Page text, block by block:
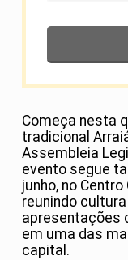
Começa nesta
tradicional
Assembleia
evento segue
junho, no
reunindo
apresentações
em uma das
capital.